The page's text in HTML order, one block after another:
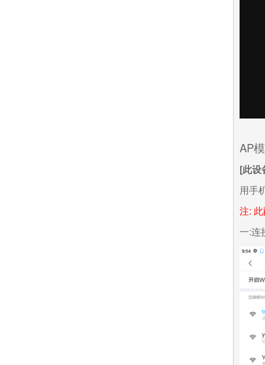
AP
[此设
用手
注:
一:连